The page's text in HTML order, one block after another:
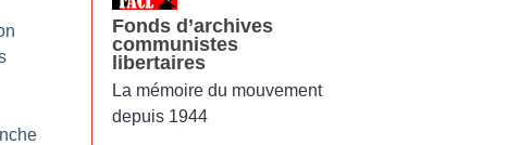
Fonds d’archives
communistes
libertaires
La mémoire du mouvement
depuis 1944